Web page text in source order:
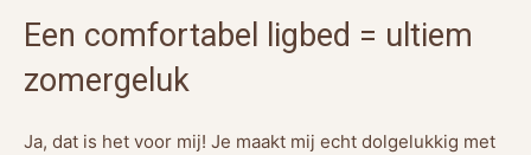
Een comfortabel ligbed = ultiem
zomergeluk
Ja, dat is het voor mij! Je maakt mij echt dolgelukkig met